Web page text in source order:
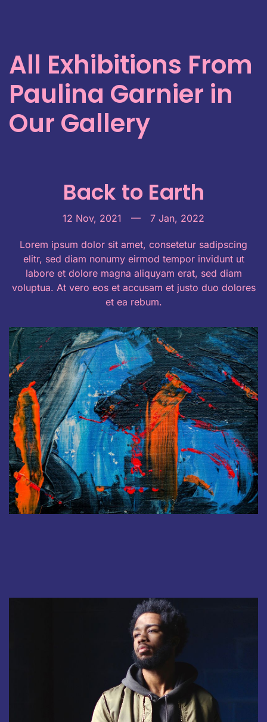
All Exhibitions From
Paulina Garnier in
Our Gallery
Back to Earth
12 Nov, 2021 — 7 Jan, 2022
Lorem ipsum dolor sit amet, consetetur sadipscing
elitr, sed diam nonumy eirmod tempor invidunt ut
labore et dolore magna aliquyam erat, sed diam
voluptua. At vero eos et accusam et justo duo dolores
et ea rebum.